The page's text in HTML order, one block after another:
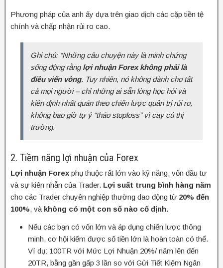
Phương pháp của anh ấy dựa trên giao dịch các cặp tiền tệ
chính và chấp nhận rủi ro cao.
Ghi chú: “Những câu chuyện này là minh chứng
sống động rằnglợi nhuận Forex không phải là
điều viển vông. Tuy nhiên, nó không dành cho tất
cả mọi người – chỉ những ai sẵn lòng học hỏi và
kiên định nhất quán theo chiến lược quản trị rủi ro,
không bao giờ tự ý “tháo stoploss” vì cay cú thị
trường.
2. Tiềm năng lợi nhuận của Forex
Lợi nhuận Forex phụ thuộc rất lớn vào kỹ năng, vốn đầu tư
và sự kiên nhẫn của Trader. Lợi suất trung bình hàng năm
cho các Trader chuyên nghiệp thường dao động từ 20% đến
100%, và không có một con số nào cố định.
Nếu các bạn có vốn lớn và áp dụng chiến lược thông
minh, cơ hội kiếm được số tiền lớn là hoàn toàn có thể.
Ví dụ: 100TR với Mức Lợi Nhuận 20%/ năm lên đến
20TR, bằng gần gấp 3 lần so với Gửi Tiết Kiệm Ngân